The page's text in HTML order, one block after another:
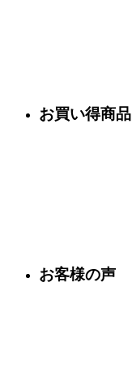
お買い得商品
お客様の声